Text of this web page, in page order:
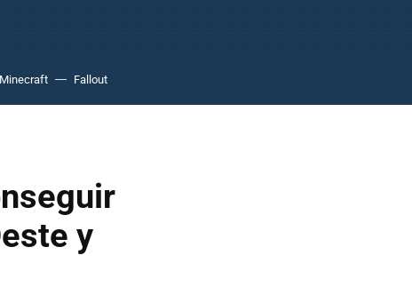
Minecraft Fallout
y